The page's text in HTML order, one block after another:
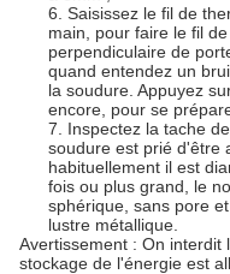
6. Saisissez le fil de
main, pour faire le fil
perpendiculaire de
quand entendez un
la soudure. Appuyez
encore, pour se
7. Inspectez la tache
soudure est prié d'être
habituellement il est
fois ou plus grand, le
sphérique, sans pore
lustre métallique.
Avertissement : On
stockage de l'énergie est